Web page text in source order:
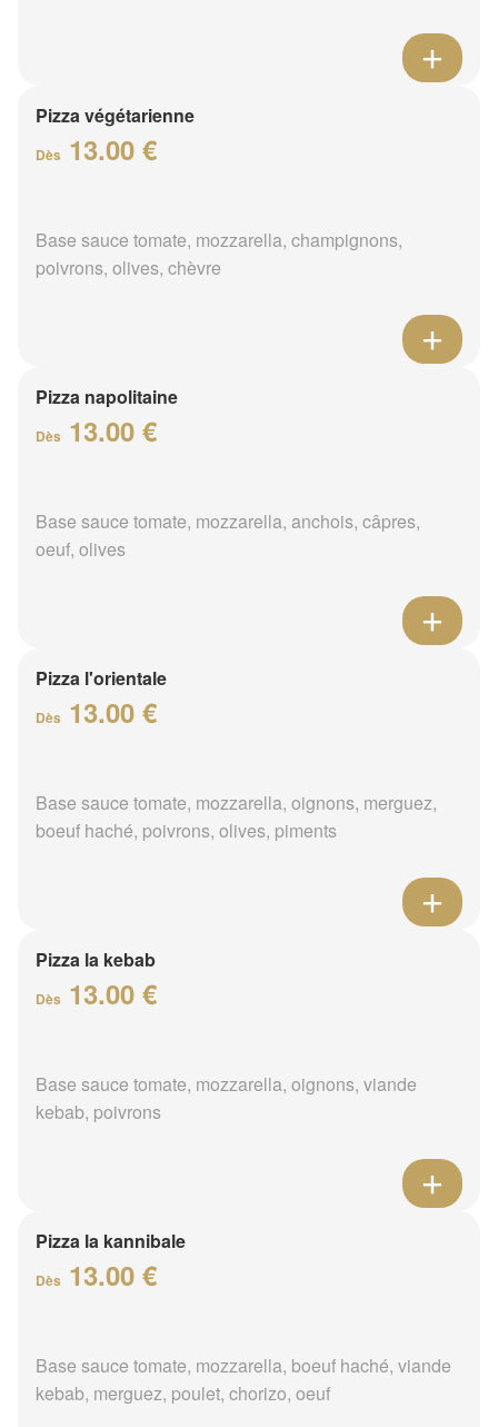
Pizza végétarienne
Dès 13.00 €
Base sauce tomate, mozzarella, champignons,
poivrons, olives, chèvre
Pizza napolitaine
Dès 13.00 €
Base sauce tomate, mozzarella, anchois, câpres,
oeuf, olives
Pizza l'orientale
Dès 13.00 €
Base sauce tomate, mozzarella, oignons, merguez,
boeuf haché, poivrons, olives, piments
Pizza la kebab
Dès 13.00 €
Base sauce tomate, mozzarella, oignons, viande
kebab, poivrons
Pizza la kannibale
Dès 13.00 €
Base sauce tomate, mozzarella, boeuf haché, viande
kebab, merguez, poulet, chorizo, oeuf